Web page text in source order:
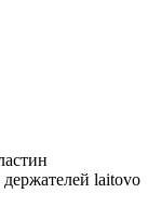
laitovo